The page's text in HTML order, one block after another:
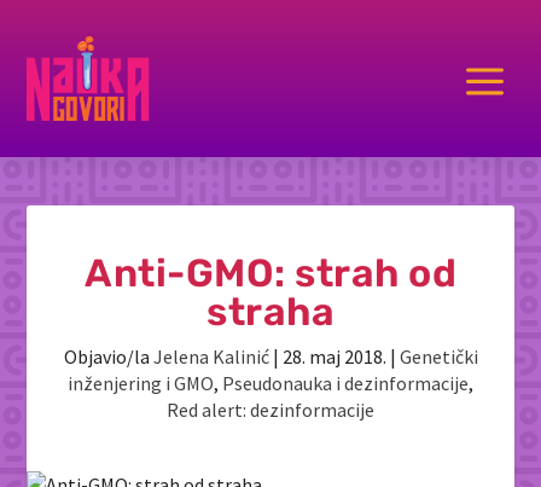
a
Anti-GMO: strah od
straha
Objavio/la Jelena Kalinić| 28. maj 2018. | Genetički
inženjering i GMO, Pseudonauka i dezinformacije,
Red alert: dezinformacije